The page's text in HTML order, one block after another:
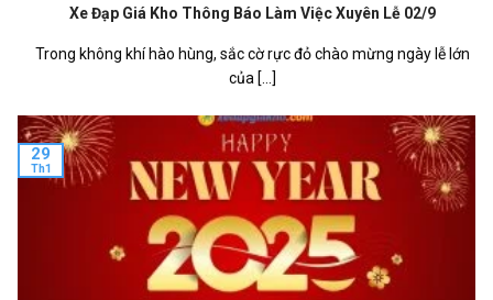
Xe Đạp Giá Kho Thông Báo Làm Việc Xuyên Lễ 02/9
Trong không khí hào hùng, sắc cờ rực đỏ chào mừng ngày lễ lớn
của [...]
29
Th1